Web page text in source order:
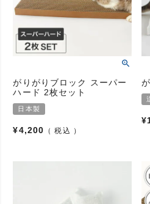
がりがりブロック スーパー
ハード 2枚セット
日本製
¥4,200 税込
¥